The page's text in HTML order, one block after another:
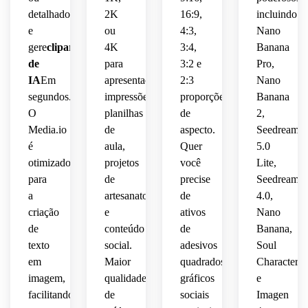
nítido
de
alta
qualidade.
aula.
nítidas
para
designs
isolada,
sotaques
de
sombras
humor
sazonal
lúdico
limpas
de
alta
qualidade
humor
romântico
calmo
limpas
refinadas
convites
formas
limpos.
elegante,
calmo
suaves
para
decoração
clima
mágico
e
nítidas
de
alta
qualidade
adequadas
para
impressões.
detalhado
e
gereclipart
de
IAEm
segundos.
O
Media.io
é
otimizado
para
a
criação
de
texto
em
imagem,
facilitando
2K
ou
4K
para
apresentações,
impressões,
planilhas
de
aula,
projetos
de
artesanato
e
conteúdo
social.
Maior
qualidade
de
16:9,
4:3,
3:4,
3:2 e
2:3
proporções
de
aspecto.
Quer
você
precise
de
ativos
de
adesivos
quadrados,
gráficos
sociais
incluindo
Nano
Banana
Pro,
Nano
Banana
2,
Seedream
5.0
Lite,
Seedream
4.0,
Nano
Banana,
Soul
Character
e
Imagen